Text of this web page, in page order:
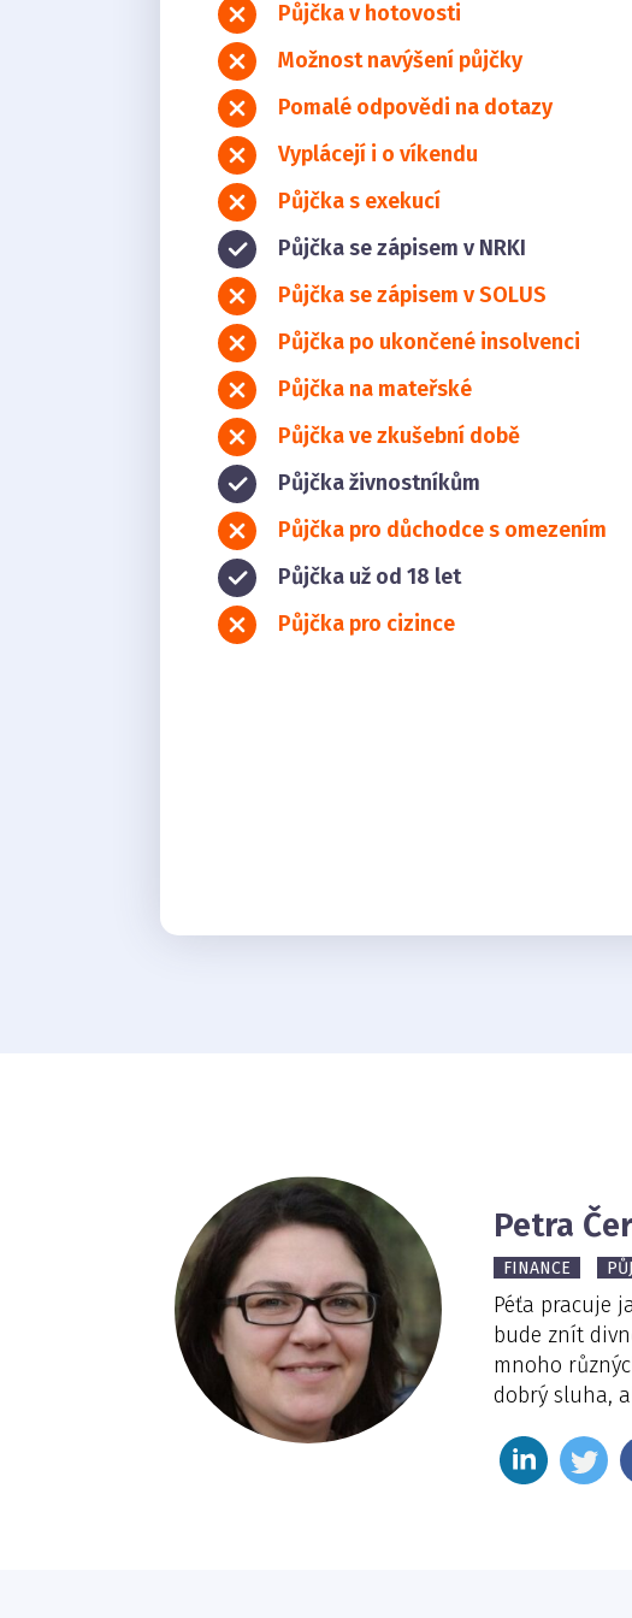
Půjčka v hotovosti
Možnost navýšení půjčky
Pomalé odpovědi na dotazy
Vyplácejí i o víkendu
Půjčka s exekucí
Půjčka se zápisem v NRKI
Půjčka se zápisem v SOLUS
Půjčka po ukončené insolvenci
Půjčka na mateřské
Půjčka ve zkušební době
Půjčka živnostníkům
Půjčka pro důchodce s omezením
Půjčka už od 18 let
Půjčka pro cizince
Petra
FINANCE
Péťa pracuje
bude znít
mnoho
dobrý sluha,